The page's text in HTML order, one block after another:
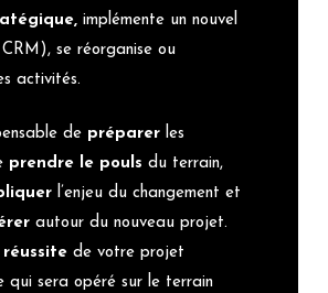
implémente un nouvel
se réorganise ou
activités.
de préparer les
prendre le pouls du terrain,
l’enjeu du changement et
autour du nouveau projet.
réussitede votre projet
qui sera opéré sur le terrain